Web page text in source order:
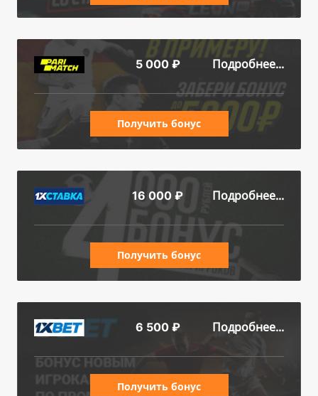
5 000 ₽ Подробнее...
Получить бонус
16 000 ₽ Подробнее...
Получить бонус
6 500 ₽ Подробнее...
Получить бонус